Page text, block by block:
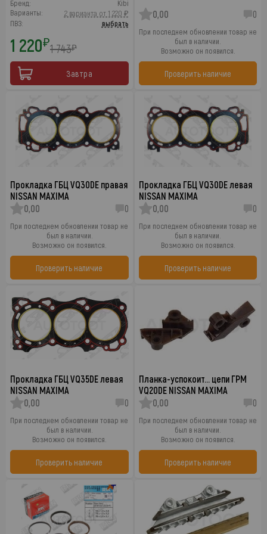
Бренд:
Kibi
Варианты:
2 варианта от 1 220 ₽
ПВЗ:
выбрать
1 220₽1 743₽
Завтра
0,00 0
При последнем обновлении товар не
был в наличии.
Возможно он появился.
Проверить наличие
Прокладка ГБЦ VQ30DE правая
NISSAN MAXIMA
0,00
0
При последнем обновлении товар не
был в наличии.
Возможно он появился.
Проверить наличие
Прокладка ГБЦ VQ30DE левая
NISSAN MAXIMA
0,00
0
При последнем обновлении товар не
был в наличии.
Возможно он появился.
Проверить наличие
Прокладка ГБЦ VQ35DE левая
NISSAN MAXIMA
0,00
0
При последнем обновлении товар не
был в наличии.
Возможно он появился.
Проверить наличие
Планка-успокоит… цепи ГРМ
VQ20DE NISSAN MAXIMA
0,00
0
При последнем обновлении товар не
был в наличии.
Возможно он появился.
Проверить наличие